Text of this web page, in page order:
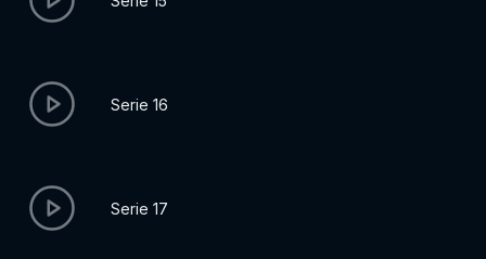
Serie 16
Serie 17